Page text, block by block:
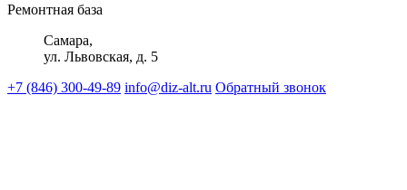
Ремонтная база
Самара,
ул. Львовская, д. 5
+7 (846) 300-49-89 info@diz-alt.ru Обратный звонок